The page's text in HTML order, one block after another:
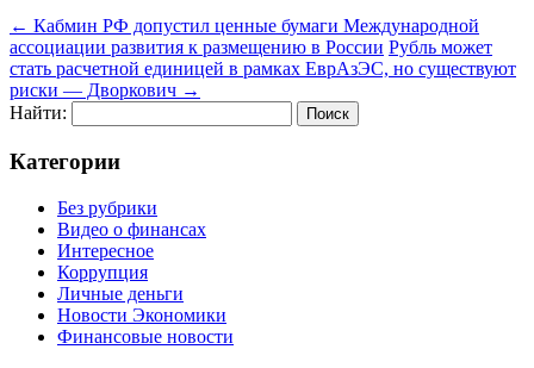
← Кабмин РФ допустил ценные бумаги Международной
ассоциации развития к размещению в России Рубль может
стать расчетной единицей в рамках ЕврАзЭС, но существуют
риски — Дворкович →
Найти:
Категории
Без рубрики
Видео о финансах
Интересное
Коррупция
Личные деньги
Новости Экономики
Финансовые новости